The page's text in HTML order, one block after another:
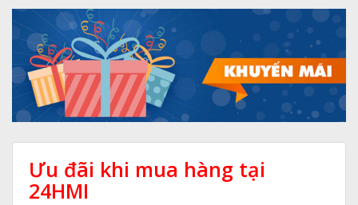
Ưu đãi khi mua hàng tại
24HMI